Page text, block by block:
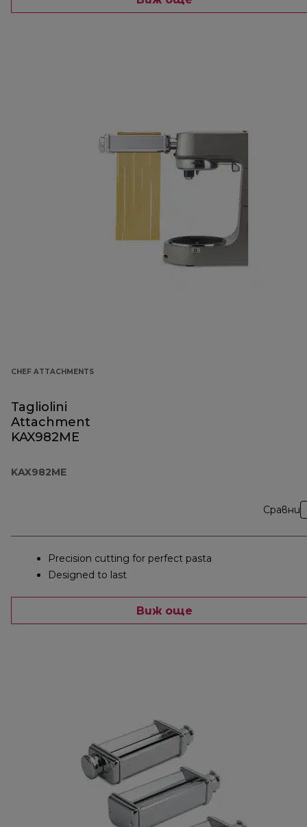
CHEF ATTACHMENTS
Tagliolini
Attachment
KAX982ME
KAX982ME
Сравни
Precision cutting for perfect pasta
Designed to last
Виж още